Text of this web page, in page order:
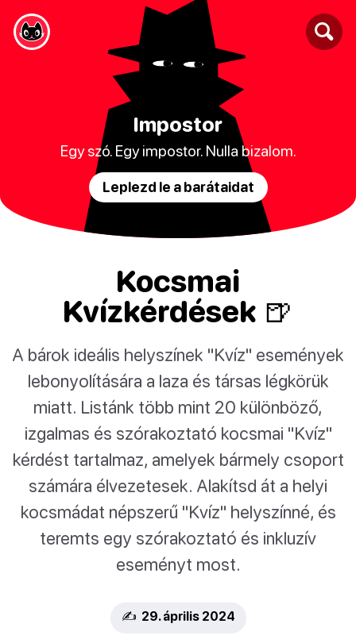
Impostor
Egy szó. Egy impostor. Nulla bizalom.
Leplezd le a barátaidat
Kocsmai
Kvízkérdések 🍺
A bárok ideális helyszínek "Kvíz" események
lebonyolítására a laza és társas légkörük
miatt. Listánk több mint 20 különböző,
izgalmas és szórakoztató kocsmai "Kvíz"
kérdést tartalmaz, amelyek bármely csoport
számára élvezetesek. Alakítsd át a helyi
kocsmádat népszerű "Kvíz" helyszínné, és
teremts egy szórakoztató és inkluzív
eseményt most.
✍️ 29. április 2024